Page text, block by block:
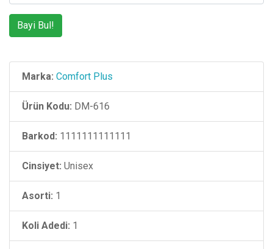
Bayi Bul!
Marka: Comfort Plus
Ürün Kodu: DM-616
Barkod: 1111111111111
Cinsiyet: Unisex
Asorti: 1
Koli Adedi: 1